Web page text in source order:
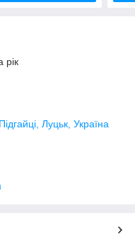
рік
Луцьк, Україна